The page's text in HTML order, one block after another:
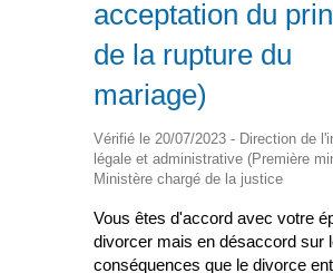
acceptation du
de la rupture du
mariage)
Vérifié le 20/07/2023 - Direction de
légale et administrative (Première
Ministère chargé de la justice
Vous êtes d'accord avec votre
divorcer mais en désaccord sur
conséquences que le divorce